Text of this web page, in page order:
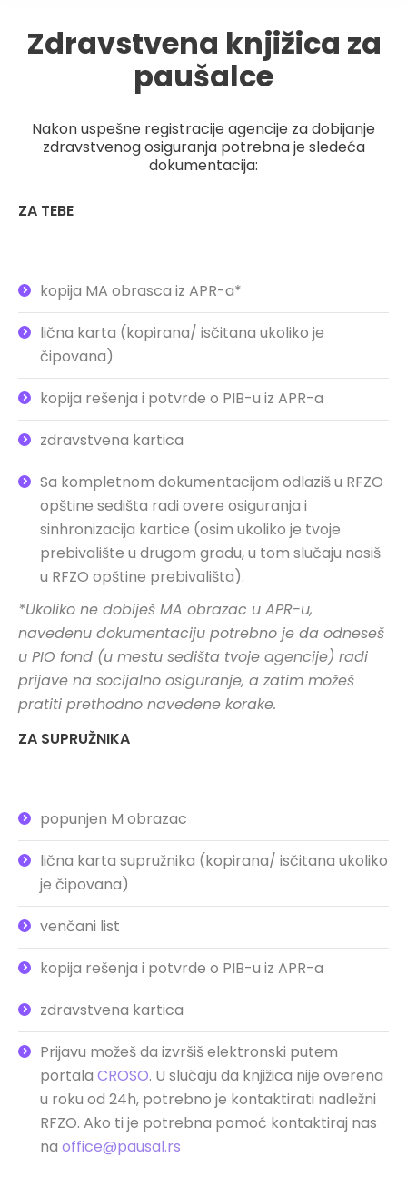
Zdravstvena knjižica za
paušalce
Nakon uspešne registracije agencije za dobijanje
zdravstvenog osiguranja potrebna je sledeća
dokumentacija:
ZA TEBE
kopija MA obrasca iz APR-a*
lična karta (kopirana/ isčitana ukoliko je
čipovana)
kopija rešenja i potvrde o PIB-u iz APR-a
zdravstvena kartica
Sa kompletnom dokumentacijom odlaziš u RFZO
opštine sedišta radi overe osiguranja i
sinhronizacija kartice (osim ukoliko je tvoje
prebivalište u drugom gradu, u tom slučaju nosiš
u RFZO opštine prebivališta).
*Ukoliko ne dobiješ MA obrazac u APR-u,
navedenu dokumentaciju potrebno je da odneseš
u PIO fond (u mestu sedišta tvoje agencije) radi
prijave na socijalno osiguranje, a zatim možeš
pratiti prethodno navedene korake.
ZA SUPRUŽNIKA
popunjen M obrazac
lična karta supružnika (kopirana/ isčitana ukoliko
je čipovana)
venčani list
kopija rešenja i potvrde o PIB-u iz APR-a
zdravstvena kartica
Prijavu možeš da izvršiš elektronski putem
portala CROSO. U slučaju da knjižica nije overena
u roku od 24h, potrebno je kontaktirati nadležni
RFZO. Ako ti je potrebna pomoć kontaktiraj nas
na office@pausal.rs